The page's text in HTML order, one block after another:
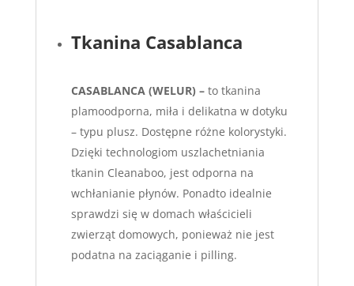
Tkanina Casablanca
CASABLANCA (WELUR) –to tkanina
plamoodporna, miła i delikatna w dotyku
– typu plusz. Dostępne różne kolorystyki.
Dzięki technologiom uszlachetniania
tkanin Cleanaboo, jest odporna na
wchłanianie płynów. Ponadto idealnie
sprawdzi się w domach właścicieli
zwierząt domowych, ponieważ nie jest
podatna na zaciąganie i pilling.